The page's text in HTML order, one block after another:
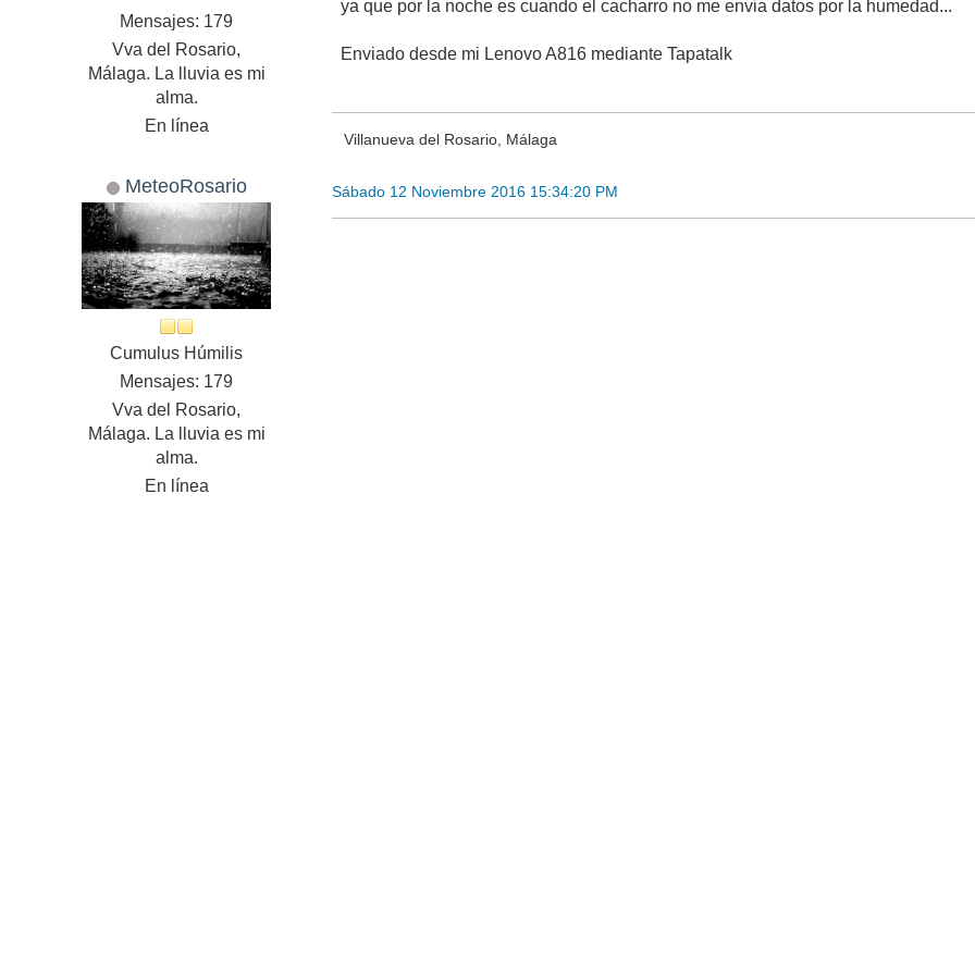
Mensajes: 179
Vva del Rosario,
Málaga. La lluvia es mi
alma.
En línea
ya que por la noche es cuando el cacharro no me envia datos por la humedad...
Enviado desde mi Lenovo A816 mediante Tapatalk
Villanueva del Rosario, Málaga
MeteoRosario
Cumulus Húmilis
Mensajes: 179
Vva del Rosario,
Málaga. La lluvia es mi
alma.
En línea
Sábado 12 Noviembre 2016 15:34:20 PM